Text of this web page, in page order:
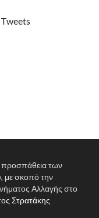
προσπάθεια των
με σκοπό την
Αλλαγής στο
Στρατάκης